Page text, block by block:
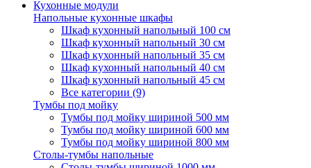
Кухонные модули
Напольные кухонные шкафы
Шкаф кухонный напольный 100 см
Шкаф кухонный напольный 30 см
Шкаф кухонный напольный 35 см
Шкаф кухонный напольный 40 см
Шкаф кухонный напольный 45 см
Все категории (9)
Тумбы под мойку
Тумбы под мойку шириной 500 мм
Тумбы под мойку шириной 600 мм
Тумбы под мойку шириной 800 мм
Столы-тумбы напольные